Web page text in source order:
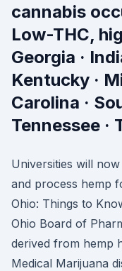
cannabis
Low-THC,
Georgia ·
Kentucky ·
Carolina ·
Tennessee ·
Universities will
and process hemp
Ohio: Things to
Ohio Board of
derived from hemp
Medical Marijuana